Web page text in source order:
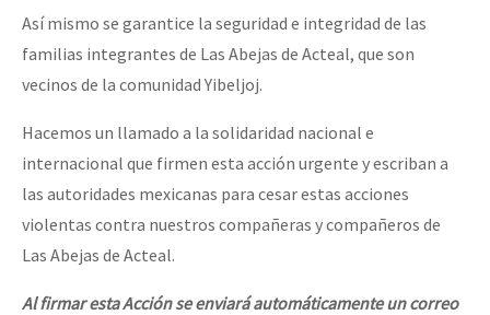
Así mismo se garantice la seguridad e integridad de las
familias integrantes de Las Abejas de Acteal, que son
vecinos de la comunidad Yibeljoj.
Hacemos un llamado a la solidaridad nacional e
internacional que firmen esta acción urgente y escriban a
las autoridades mexicanas para cesar estas acciones
violentas contra nuestros compañeras y compañeros de
Las Abejas de Acteal.
Al firmar esta Acción se enviará automáticamente un correo